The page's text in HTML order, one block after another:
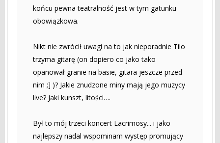
końcu pewna teatralność jest w tym gatunku
obowiązkowa.
Nikt nie zwrócił uwagi na to jak nieporadnie Tilo
trzyma gitarę (on dopiero co jako tako
opanował granie na basie, gitara jeszcze przed
nim ;] )? Jakie znudzone miny mają jego muzycy
live? Jaki kunszt, litości….
Był to mój trzeci koncert Lacrimosy... i jako
najlepszy nadal wspominam występ promujący